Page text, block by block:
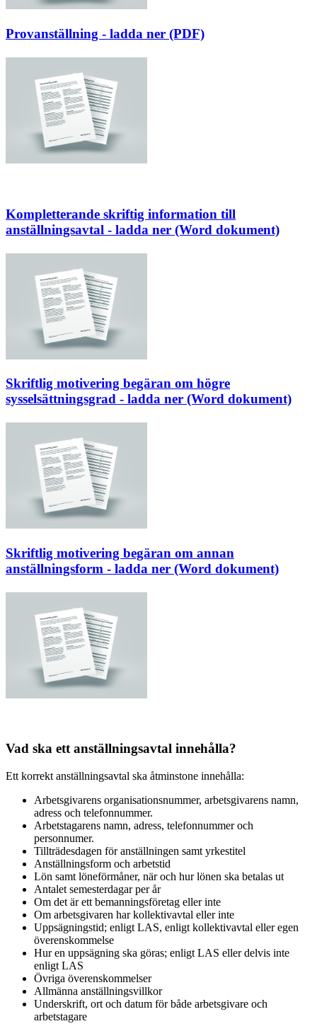
Provanställning - ladda ner (PDF)
Kompletterande skriftig information till
anställningsavtal - ladda ner (Word dokument)
Skriftlig motivering begäran om högre
sysselsättningsgrad - ladda ner (Word dokument)
Skriftlig motivering begäran om annan
anställningsform - ladda ner (Word dokument)
Vad ska ett anställningsavtal innehålla?
Ett korrekt anställningsavtal ska åtminstone innehålla:
Arbetsgivarens organisationsnummer, arbetsgivarens namn,
adress och telefonnummer.
Arbetstagarens namn, adress, telefonnummer och
personnumer.
Tillträdesdagen för anställningen samt yrkestitel
Anställningsform och arbetstid
Lön samt löneförmåner, när och hur lönen ska betalas ut
Antalet semesterdagar per år
Om det är ett bemanningsföretag eller inte
Om arbetsgivaren har kollektivavtal eller inte
Uppsägningstid; enligt LAS, enligt kollektivavtal eller egen
överenskommelse
Hur en uppsägning ska göras; enligt LAS eller delvis inte
enligt LAS
Övriga överenskommelser
Allmänna anställningsvillkor
Underskrift, ort och datum för både arbetsgivare och
arbetstagare